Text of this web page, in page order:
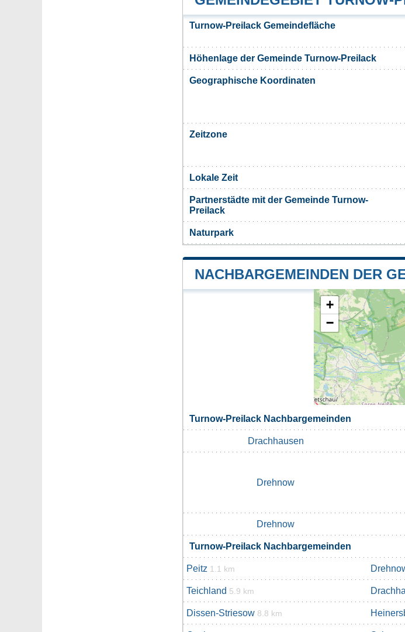
Turnow-Preilack Gemeindefläche
Höhenlage der Gemeinde Turnow-Preilack
Geographische Koordinaten
Zeitzone
Lokale Zeit
Partnerstädte mit der Gemeinde Turnow-
Preilack
Naturpark
NACHBARGEMEINDEN DER
+
−
Turnow-Preilack Nachbargemeinden
Drachhausen
Drehnow
Drehnow
Turnow-Preilack Nachbargemeinden
Peitz 1.1 km
Teichland 5.9 km
Dissen-Striesow 8.8 km